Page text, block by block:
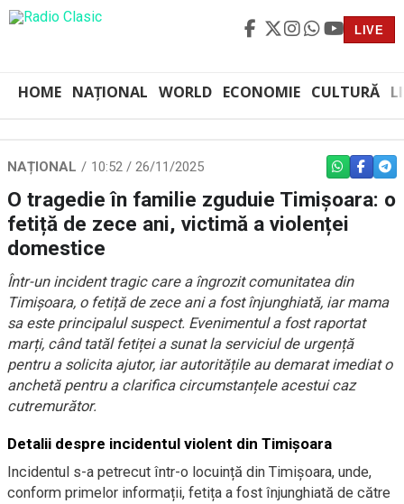
LIVE
HOME NAȚIONAL WORLD ECONOMIE CULTURĂ
NAȚIONAL 10:52 / 26/11/2025 WHATSAPP
O tragedie în familie zguduie Timișoara: o
fetiță de zece ani, victimă a violenței
domestice
Într-un incident tragic care a îngrozit comunitatea din
Timișoara, o fetiță de zece ani a fost înjunghiată, iar mama
sa este principalul suspect. Evenimentul a fost raportat
marți, când tatăl fetiței a sunat la serviciul de urgență
pentru a solicita ajutor, iar autoritățile au demarat imediat o
anchetă pentru a clarifica circumstanțele acestui caz
cutremurător.
Detalii despre incidentul violent din Timișoara
Incidentul s-a petrecut într-o locuință din Timișoara, unde,
conform primelor informații, fetița a fost înjunghiată de către